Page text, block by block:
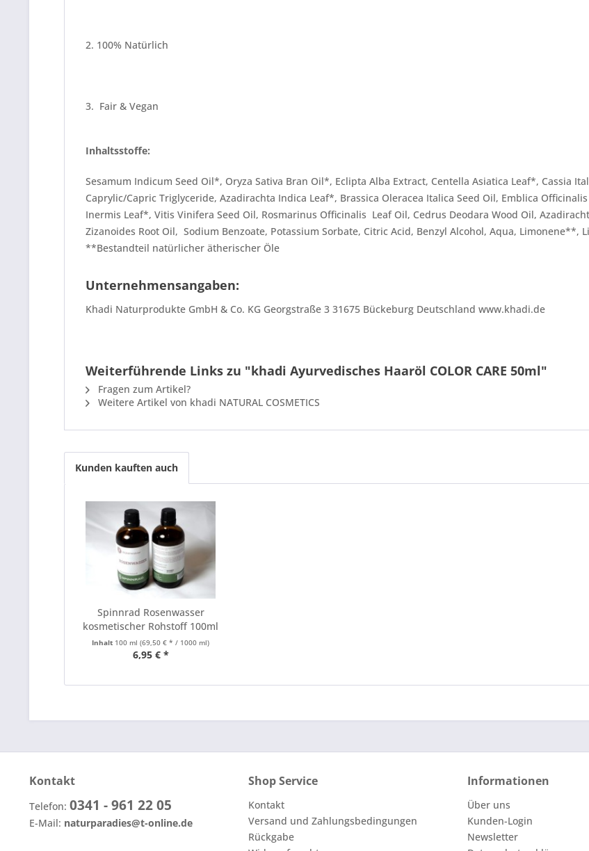
2. 100% Natürlich
3. Fair & Vegan
Inhaltsstoffe:
Sesamum Indicum Seed Oil*, Oryza Sativa Bran Oil*, Eclipta Alba Extract, Centella Asiatica Leaf*, Cassia
Caprylic/Capric Triglyceride, Azadirachta Indica Leaf*, Brassica Oleracea Italica Seed Oil, Emblica
Inermis Leaf*, Vitis Vinifera Seed Oil, Rosmarinus Officinalis Leaf Oil, Cedrus Deodara Wood Oil,
Zizanoides Root Oil, Sodium Benzoate, Potassium Sorbate, Citric Acid, Benzyl Alcohol, Aqua,
**Bestandteil natürlicher ätherischer Öle
Unternehmensangaben:
Khadi Naturprodukte GmbH & Co. KG Georgstraße 3 31675 Bückeburg Deutschland www.khadi.de
Weiterführende Links zu "khadi Ayurvedisches Haaröl COLOR CARE 50ml"
Fragen zum Artikel?
Weitere Artikel von khadi NATURAL COSMETICS
Kunden kauften auch
Spinnrad Rosenwasser
kosmetischer Rohstoff 100ml
Inhalt 100 ml(69,50 € * / 1000 ml)
6,95 € *
Kontakt
Telefon: 0341 - 961 22 05
E-Mail: naturparadies@t-online.de
Shop Service
Kontakt
Versand und Zahlungsbedingungen
Rückgabe
Informationen
Über uns
Kunden-Login
Newsletter